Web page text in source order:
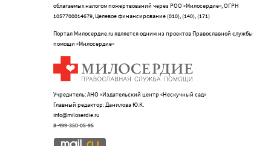
облагаемых налогом пожертвований через РОО «Милосердие», ОГРН
1057700014679, Целевое финансирование (010), (140), (171)
Портал Милосердие.ru является одним из проектов Православной службы
помощи «Милосердие»
Учредитель: АНО «Издательский центр «Нескучный сад»
Главный редактор: Данилова Ю.К.
info@miloserdie.ru
8-499-350-05-95